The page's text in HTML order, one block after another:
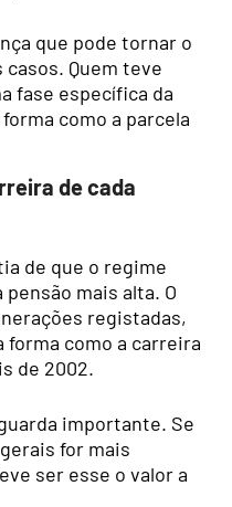
que pode tornar o
Quem teve
fase específica da
como a parcela
de cada
de que o regime
mais alta. O
registadas,
forma como a carreira
de 2002.
importante. Se
for mais
ser esse o valor a